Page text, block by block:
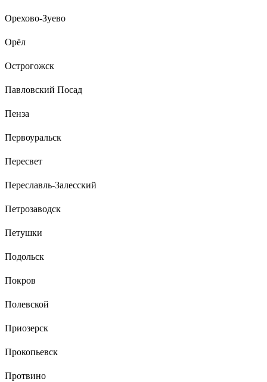
Орехово-Зуево
Орёл
Острогожск
Павловский Посад
Пенза
Первоуральск
Пересвет
Переславль-Залесский
Петрозаводск
Петушки
Подольск
Покров
Полевской
Приозерск
Прокопьевск
Протвино